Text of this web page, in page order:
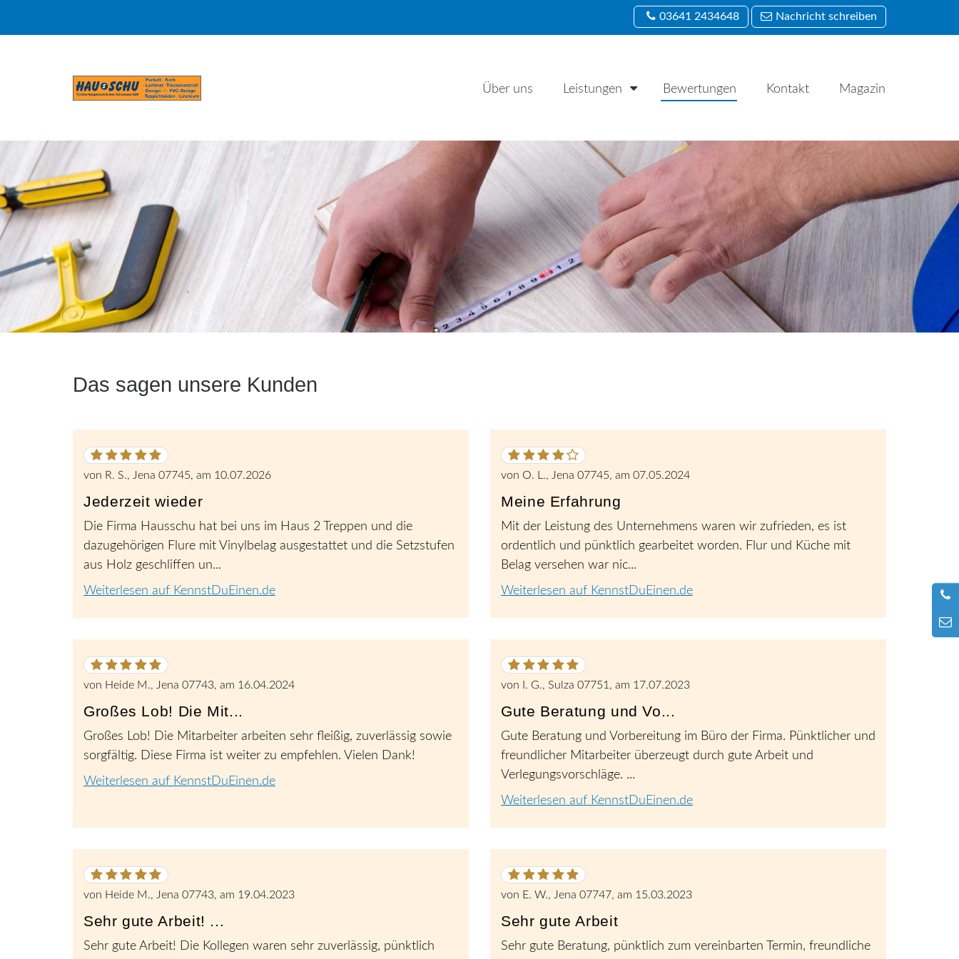
03641 2434648 Nachricht schreiben
&
Schumann
GbR
Fußbodenbau
Über uns Leistungen Bewertungen Kontakt Magazin
Das sagen unsere Kunden
5von
Sternen
von R. S., Jena 07745, am 10.07.2026
Jederzeit wieder
Die Firma Hausschu hat bei uns im Haus 2 Treppen und die
dazugehörigen Flure mit Vinylbelag ausgestattet und die Setzstufen
aus Holz geschliffen un...
Weiterlesen auf KennstDuEinen.de
4von
Sternen
von O. L., Jena 07745, am 07.05.2024
Meine Erfahrung
Mit der Leistung des Unternehmens waren wir zufrieden, es ist
ordentlich und pünktlich gearbeitet worden. Flur und Küche mit
Belag versehen war nic...
Weiterlesen auf KennstDuEinen.de
5von
Sternen
von Heide M., Jena 07743, am 16.04.2024
Großes Lob! Die Mit...
Großes Lob! Die Mitarbeiter arbeiten sehr fleißig, zuverlässig sowie
sorgfältig. Diese Firma ist weiter zu empfehlen. Vielen Dank!
Weiterlesen auf KennstDuEinen.de
5von
Sternen
von I. G., Sulza 07751 , am 17.07.2023
Gute Beratung und Vo...
Gute Beratung und Vorbereitung im Büro der Firma. Pünktlicher und
freundlicher Mitarbeiter überzeugt durch gute Arbeit und
Verlegungsvorschläge. ...
Weiterlesen auf KennstDuEinen.de
5von
Sternen
von Heide M., Jena 07743, am 19.04.2023
Sehr gute Arbeit! ...
Sehr gute Arbeit! Die Kollegen waren sehr zuverlässig, pünktlich
5von
Sternen
von E. W., Jena 07747, am 15.03.2023
Sehr gute Arbeit
Sehr gute Beratung, pünktlich zum vereinbarten Termin, freundliche